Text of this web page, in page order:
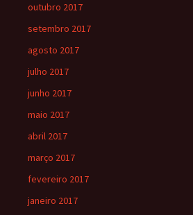
outubro 2017
setembro 2017
agosto 2017
julho 2017
junho 2017
maio 2017
abril 2017
março 2017
fevereiro 2017
janeiro 2017